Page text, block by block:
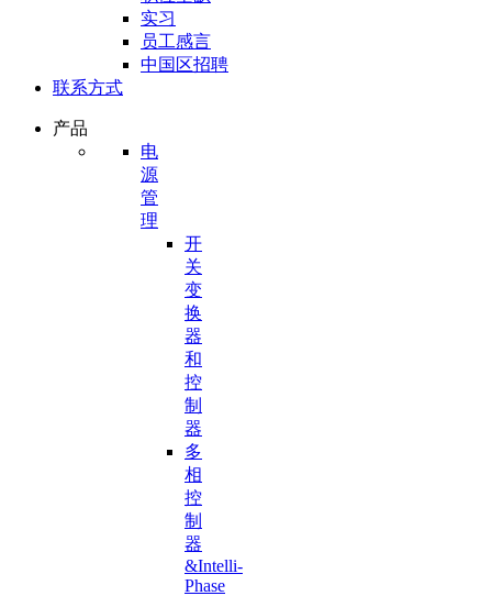
实习
员工感言
中国区招聘
联系方式
产品
电
源
管
理
开
关
变
换
器
和
控
制
器
多
相
控
制
器
&Intelli-
Phase